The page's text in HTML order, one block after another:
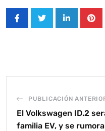
LinkedIn
PUBLICACIÓN
El Volkswagen ID.2
familia EV, y se